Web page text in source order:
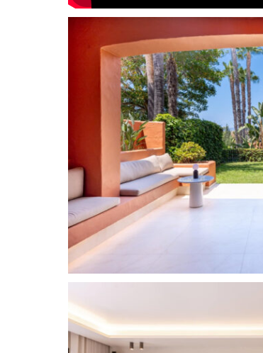
comunidad cerrada y
tranquilidad. Aquí, el lujo se fusiona
disfrutar del vibrante estilo de vida
tranquilo y privado. Esta lujosa
distribuidos en tres plantas, además
un luminoso salón abierto con una
muebles de madera y
salón, con chimenea de bioetanol,
privado. En la primera planta,
baño, un dormitorio principal en
medida y una terraza privada. La
exterior completa y ofrece vistas al
El sótano cuenta con un cuarto
versátil, listo para transformarse en
Totalmente reformada y diseñada
primeras marcas le dan a esta
coste adicional de 75.000 €.